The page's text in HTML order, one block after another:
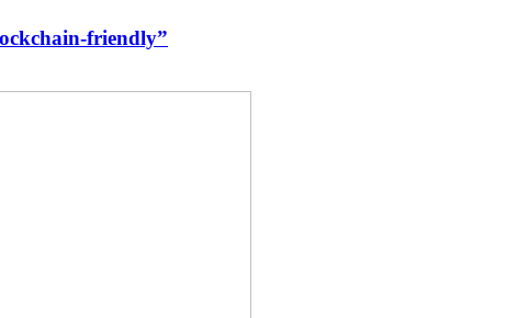
friendly”